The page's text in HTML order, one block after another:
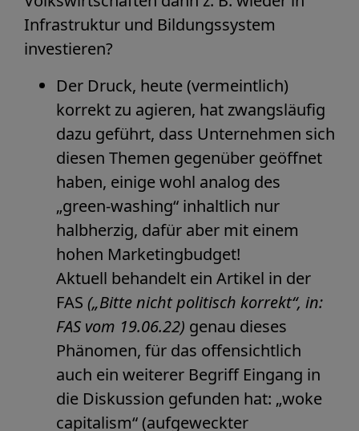
Infrastruktur und Bildungssystem
investieren?
Der Druck, heute (vermeintlich)
korrekt zu agieren, hat zwangsläufig
dazu geführt, dass Unternehmen sich
diesen Themen gegenüber geöffnet
haben, einige wohl analog des
„green-washing“ inhaltlich nur
halbherzig, dafür aber mit einem
hohen Marketingbudget!
Aktuell behandelt ein Artikel in der
FAS („Bitte nicht politisch korrekt“, in:
FAS vom 19.06.22) genau dieses
Phänomen, für das offensichtlich
auch ein weiterer Begriff Eingang in
die Diskussion gefunden hat: „woke
capitalism“ (aufgeweckter